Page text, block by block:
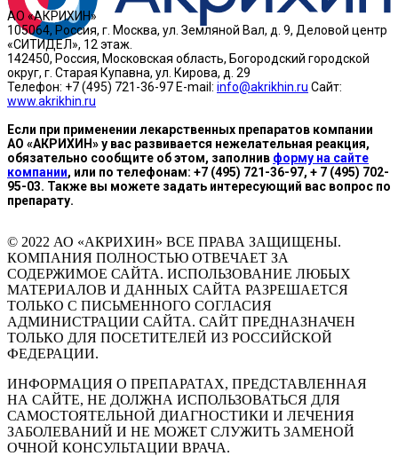
АО «АКРИХИН»
105064, Россия, г. Москва, ул. Земляной Вал, д. 9, Деловой центр
«СИТИДЕЛ», 12 этаж.
142450, Россия, Московская область, Богородский городской
округ, г. Старая Купавна, ул. Кирова, д. 29
Телефон: +7 (495) 721-36-97 E-mail: info@akrikhin.ru Сайт:
www.akrikhin.ru
Если при применении лекарственных препаратов компании
АО «АКРИХИН» у вас развивается нежелательная реакция,
обязательно сообщите об этом, заполнив форму на сайте
компании, или по телефонам: +7 (495) 721-36-97, + 7 (495) 702-
95-03. Также вы можете задать интересующий вас вопрос по
препарату.
© 2022 АО «АКРИХИН» ВСЕ ПРАВА ЗАЩИЩЕНЫ.
КОМПАНИЯ ПОЛНОСТЬЮ ОТВЕЧАЕТ ЗА
СОДЕРЖИМОЕ САЙТА. ИСПОЛЬЗОВАНИЕ ЛЮБЫХ
МАТЕРИАЛОВ И ДАННЫХ САЙТА РАЗРЕШАЕТСЯ
ТОЛЬКО С ПИСЬМЕННОГО СОГЛАСИЯ
АДМИНИСТРАЦИИ САЙТА. САЙТ ПРЕДНАЗНАЧЕН
ТОЛЬКО ДЛЯ ПОСЕТИТЕЛЕЙ ИЗ РОССИЙСКОЙ
ФЕДЕРАЦИИ.
ИНФОРМАЦИЯ О ПРЕПАРАТАХ, ПРЕДСТАВЛЕННАЯ
НА САЙТЕ, НЕ ДОЛЖНА ИСПОЛЬЗОВАТЬСЯ ДЛЯ
САМОСТОЯТЕЛЬНОЙ ДИАГНОСТИКИ И ЛЕЧЕНИЯ
ЗАБОЛЕВАНИЙ И НЕ МОЖЕТ СЛУЖИТЬ ЗАМЕНОЙ
ОЧНОЙ КОНСУЛЬТАЦИИ ВРАЧА.